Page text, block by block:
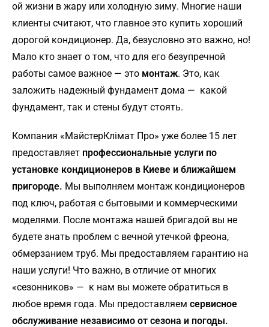
ой жизни в жару или холодную зиму. Многие наши
клиенты считают, что главное это купить хороший
дорогой кондиционер. Да, безусловно это важно, но!
Мало кто знает о том, что для его безупречной
работы самое важное — это монтаж. Это, как
заложить надежный фундамент дома — какой
фундамент, так и стены будут стоять.
Компания «МайстерКлімат Про» уже более 15 лет
предоставляет профессиональные услуги по
установке кондиционеров в Киеве и ближайшем
пригороде. Мы выполняем монтаж кондиционеров
под ключ, работая с бытовыми и коммерческими
моделями. После монтажа нашей бригадой вы не
будете знать проблем с вечной утечкой фреона,
обмерзанием труб. Мы предоставляем гарантию на
наши услуги! Что важно, в отличие от многих
«сезонников» — к нам вы можете обратиться в
любое время года. Мы предоставляем сервисное
обслуживание независимо от сезона и погоды.